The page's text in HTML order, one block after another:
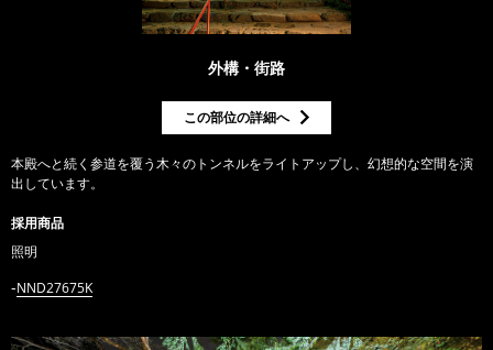
外構・街路
この部位の詳細へ
本殿へと続く参道を覆う木々のトンネルをライトアップし、幻想的な空間を演
出しています。
採用商品
照明
NND27675K